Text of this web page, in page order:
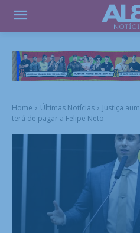
Home Últimas Notícias
Justiça
terá de pagar a Felipe Neto